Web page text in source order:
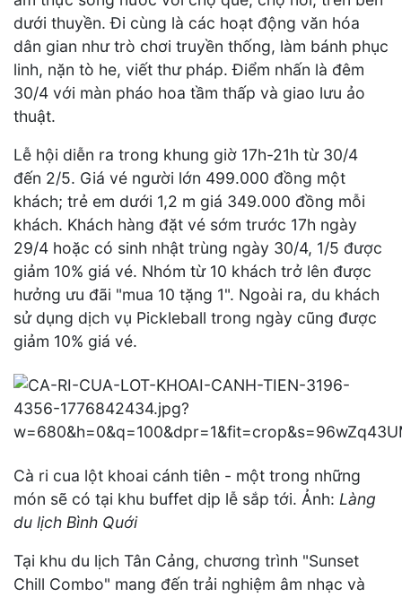
dưới thuyền. Đi cùng là các hoạt động văn hóa
dân gian như trò chơi truyền thống, làm bánh phục
linh, nặn tò he, viết thư pháp. Điểm nhấn là đêm
30/4 với màn pháo hoa tầm thấp và giao lưu ảo
thuật.
Lễ hội diễn ra trong khung giờ 17h-21h từ 30/4
đến 2/5. Giá vé người lớn 499.000 đồng một
khách; trẻ em dưới 1,2 m giá 349.000 đồng mỗi
khách. Khách hàng đặt vé sớm trước 17h ngày
29/4 hoặc có sinh nhật trùng ngày 30/4, 1/5 được
giảm 10% giá vé. Nhóm từ 10 khách trở lên được
hưởng ưu đãi "mua 10 tặng 1". Ngoài ra, du khách
sử dụng dịch vụ Pickleball trong ngày cũng được
giảm 10% giá vé.
Cà ri cua lột khoai cánh tiên - một trong những
món sẽ có tại khu buffet dịp lễ sắp tới. Ảnh: Làng
du lịch Bình Quới
Tại khu du lịch Tân Cảng, chương trình "Sunset
Chill Combo" mang đến trải nghiệm âm nhạc và